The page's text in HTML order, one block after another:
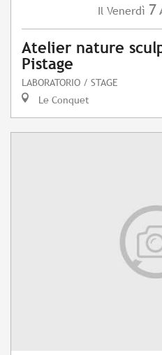
Il Venerdì 7
Atelier nature
Pistage
LABORATORIO / STAGE
Le Conquet